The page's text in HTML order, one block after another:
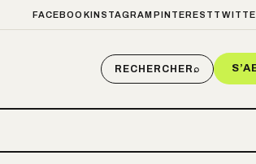
FACEBOOKINSTAGRAM PINTEREST
RECHERCHER⌕